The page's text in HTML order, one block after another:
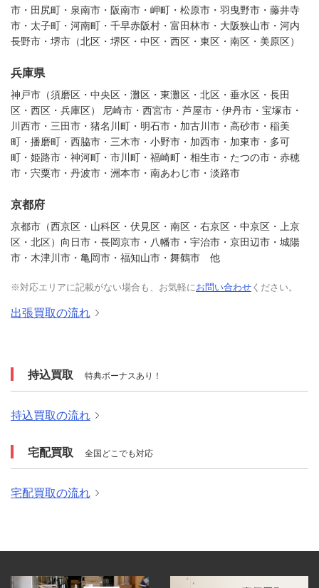
市・田尻町・泉南市・阪南市・岬町・松原市・羽曳野市・藤井寺
市・太子町・河南町・千早赤阪村・富田林市・大阪狭山市・河内
長野市・堺市（北区・堺区・中区・西区・東区・南区・美原区）
兵庫県
神戸市（須磨区・中央区・灘区・東灘区・北区・垂水区・長田
区・西区・兵庫区） 尼崎市・西宮市・芦屋市・伊丹市・宝塚市・
川西市・三田市・猪名川町・明石市・加古川市・高砂市・稲美
町・播磨町・西脇市・三木市・小野市・加西市・加東市・多可
町・姫路市・神河町・市川町・福崎町・相生市・たつの市・赤穂
市・宍粟市・丹波市・洲本市・南あわじ市・淡路市
京都府
京都市（西京区・山科区・伏見区・南区・右京区・中京区・上京
区・北区）向日市・長岡京市・八幡市・宇治市・京田辺市・城陽
市・木津川市・亀岡市・福知山市・舞鶴市 他
※対応エリアに記載がない場合も、お気軽にお問い合わせください。
出張買取の流れ
持込買取 特典ボーナスあり！
持込買取の流れ
宅配買取 全国どこでも対応
宅配買取の流れ